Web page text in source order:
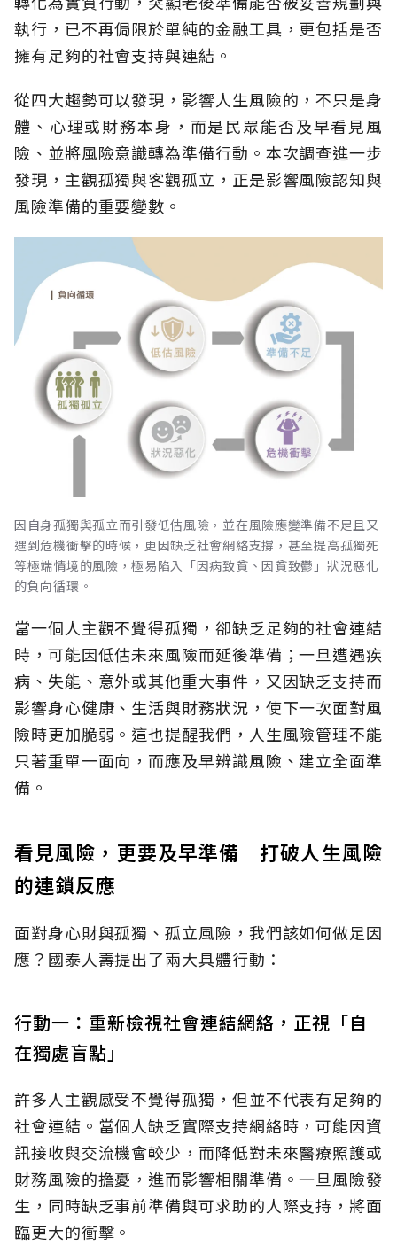
執行，已不再侷限於單純的金融工具，更包括是否
擁有足夠的社會支持與連結。
從四大趨勢可以發現，影響人生風險的，不只是身
體、心理或財務本身，而是民眾能否及早看見風
險、並將風險意識轉為準備行動。本次調查進一步
發現，主觀孤獨與客觀孤立，正是影響風險認知與
風險準備的重要變數。
因自身孤獨與孤立而引發低估風險，並在風險應變準備不足且又
遇到危機衝擊的時候，更因缺乏社會網絡支撐，甚至提高孤獨死
等極端情境的風險，極易陷入「因病致貧、因貧致鬱」狀況惡化
的負向循環。
當一個人主觀不覺得孤獨，卻缺乏足夠的社會連結
時，可能因低估未來風險而延後準備；一旦遭遇疾
病、失能、意外或其他重大事件，又因缺乏支持而
影響身心健康、生活與財務狀況，使下一次面對風
險時更加脆弱。這也提醒我們，人生風險管理不能
只著重單一面向，而應及早辨識風險、建立全面準
備。
看見風險，更要及早準備 打破人生風險
的連鎖反應
面對身心財與孤獨、孤立風險，我們該如何做足因
應？國泰人壽提出了兩大具體行動：
行動一：重新檢視社會連結網絡，正視「自
在獨處盲點」
許多人主觀感受不覺得孤獨，但並不代表有足夠的
社會連結。當個人缺乏實際支持網絡時，可能因資
訊接收與交流機會較少，而降低對未來醫療照護或
財務風險的擔憂，進而影響相關準備。一旦風險發
生，同時缺乏事前準備與可求助的人際支持，將面
臨更大的衝擊。